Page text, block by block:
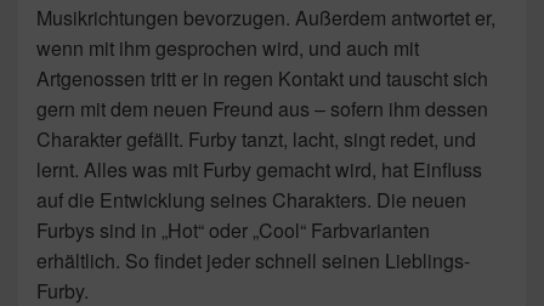
Musikrichtungen bevorzugen. Außerdem antwortet er,
wenn mit ihm gesprochen wird, und auch mit
Artgenossen tritt er in regen Kontakt und tauscht sich
gern mit dem neuen Freund aus – sofern ihm dessen
Charakter gefällt. Furby tanzt, lacht, singt redet, und
lernt. Alles was mit Furby gemacht wird, hat Einfluss
auf die Entwicklung seines Charakters. Die neuen
Furbys sind in „Hot“ oder „Cool“ Farbvarianten
erhältlich. So findet jeder schnell seinen Lieblings-
Furby.